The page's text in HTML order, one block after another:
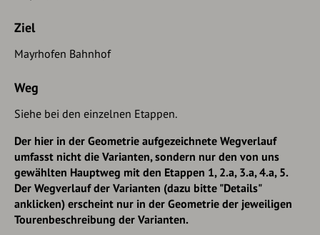
Ziel
Mayrhofen Bahnhof
Weg
Siehe bei den einzelnen Etappen.
Der hier in der Geometrie aufgezeichnete Wegverlauf
umfasst nicht die Varianten, sondern nur den von uns
gewählten Hauptweg mit den Etappen 1, 2.a, 3.a, 4.a, 5.
Der Wegverlauf der Varianten (dazu bitte "Details"
anklicken) erscheint nur in der Geometrie der jeweiligen
Tourenbeschreibung der Varianten.